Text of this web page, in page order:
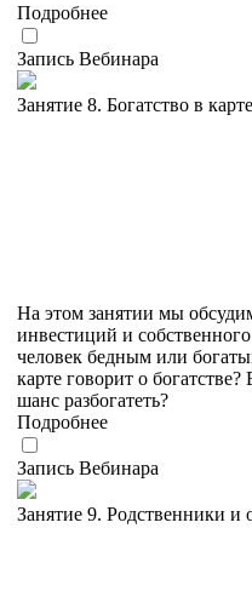
Подробнее
Запись Вебинара
Занятие 8. Богатство в
На этом занятии мы
инвестиций и
человек бедным или
карте говорит о
шанс разбогатеть?
Подробнее
Запись Вебинара
Занятие 9. Родственники